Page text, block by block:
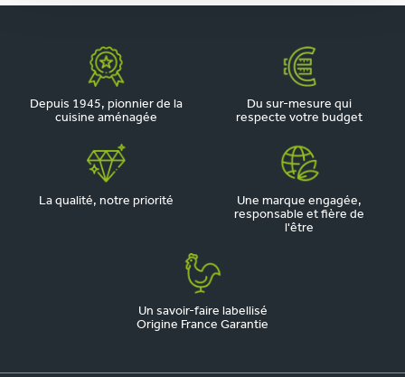
Depuis 1945, pionnier de la
cuisine aménagée
Du sur-mesure qui
respecte votre budget
La qualité, notre priorité
Une marque engagée,
responsable et fière de
l'être
Un savoir-faire labellisé
Origine France Garantie